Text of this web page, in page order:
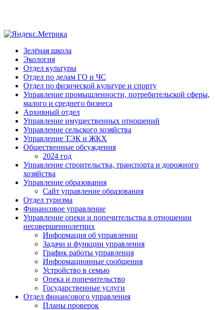
Зелёная школа
Экология
Отдел культуры
Отдел по делам ГО и ЧС
Отдел по физической культуре и спорту
Управление промышленности, потребительской сферы,
малого и среднего бизнеса
Архивный отдел
Управление имущественных отношений
Управление сельского хозяйства
Управление ТЭК и ЖКХ
Общественные обсуждения
2024 год
Управление строительства, транспорта и дорожного
хозяйства
Управление образования
Сайт управление образования
Отдел туризма
Финансовое управление
Управление опеки и попечительства в отношении
несовершеннолетних
Информация об управлении
Задачи и функции управления
График работы управления
Информационные сообщения
Устройство в семью
Опека и попечительство
Государственные услуги
Отдел финансового управления
Планы проверок